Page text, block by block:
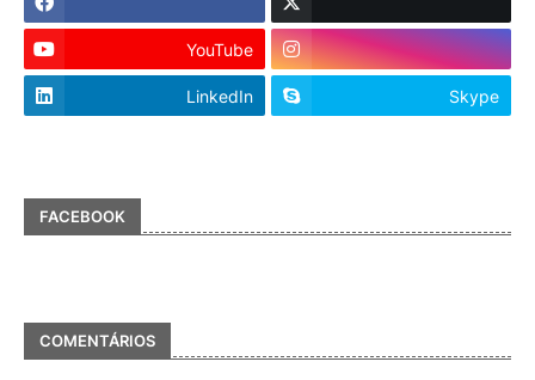
YouTube
LinkedIn Skype
FACEBOOK
COMENTÁRIOS